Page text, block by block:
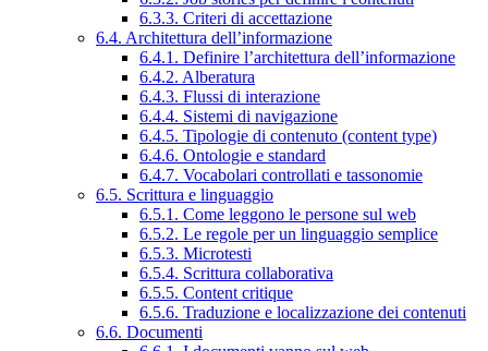
6.3.3. Criteri di accettazione
6.4. Architettura dell’informazione
6.4.1. Definire l’architettura dell’informazione
6.4.2. Alberatura
6.4.3. Flussi di interazione
6.4.4. Sistemi di navigazione
6.4.5. Tipologie di contenuto (content type)
6.4.6. Ontologie e standard
6.4.7. Vocabolari controllati e tassonomie
6.5. Scrittura e linguaggio
6.5.1. Come leggono le persone sul web
6.5.2. Le regole per un linguaggio semplice
6.5.3. Microtesti
6.5.4. Scrittura collaborativa
6.5.5. Content critique
6.5.6. Traduzione e localizzazione dei contenuti
6.6. Documenti